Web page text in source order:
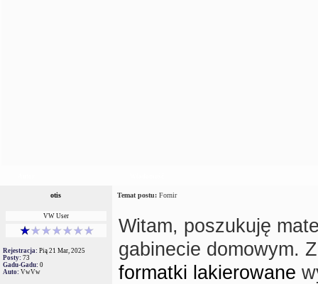
otis Temat postu: Fornir
VW User
Rejestracja: Pią 21 Mar, 2025
Posty: 73
Gadu-Gadu: 0
Auto: VwVw
Witam, poszukuję
gabinecie domowym.
formatki lakierowane